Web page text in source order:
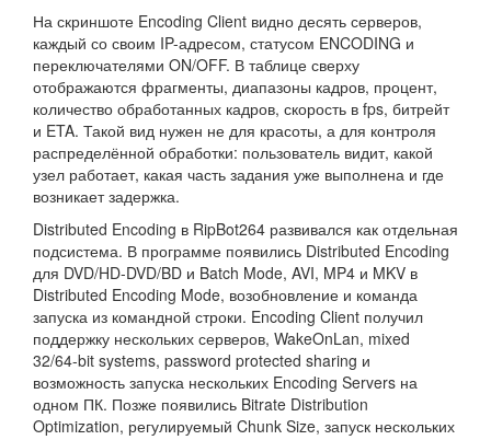
На скриншоте Encoding Client видно десять серверов,
каждый со своим IP-адресом, статусом ENCODING и
переключателями ON/OFF. В таблице сверху
отображаются фрагменты, диапазоны кадров, процент,
количество обработанных кадров, скорость в fps, битрейт
и ETA. Такой вид нужен не для красоты, а для контроля
распределённой обработки: пользователь видит, какой
узел работает, какая часть задания уже выполнена и где
возникает задержка.
Distributed Encoding в RipBot264 развивался как отдельная
подсистема. В программе появились Distributed Encoding
для DVD/HD-DVD/BD и Batch Mode, AVI, MP4 и MKV в
Distributed Encoding Mode, возобновление и команда
запуска из командной строки. Encoding Client получил
поддержку нескольких серверов, WakeOnLan, mixed
32/64-bit systems, password protected sharing и
возможность запуска нескольких Encoding Servers на
одном ПК. Позже появились Bitrate Distribution
Optimization, регулируемый Chunk Size, запуск нескольких